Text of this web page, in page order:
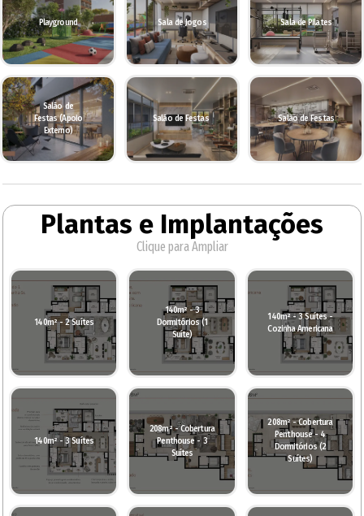
Playground Sala de Jogos Sala de Pilates
Salão de
Festas (Apoio
Externo)
Salão de Festas Salão de Festas
Plantas e Implantações
Clique para Ampliar
140m² - 2 Suítes
140m² - 3
Dormitórios (1
Suíte)
140m² - 3 Suítes -
Cozinha Americana
140m² - 3 Suítes
208m² - Cobertura
Penthouse - 3
Suítes
208m² - Cobertura
Penthouse - 4
Dormitórios (2
Suítes)